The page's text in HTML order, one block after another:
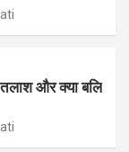
और क्या बलि